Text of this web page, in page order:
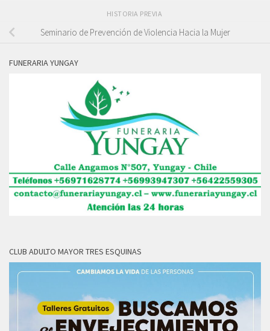
HISTORIA PREVIA
Seminario de Prevención de Violencia Hacia la Mujer
FUNERARIA YUNGAY
CLUB ADULTO MAYOR TRES ESQUINAS